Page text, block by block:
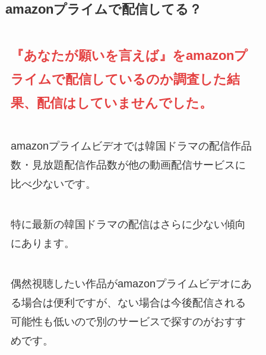
amazonプライムで配信してる？
『あなたが願いを言えば』 をamazonプ
ライムで配信しているのか調査した結
果、配信はしていませんでした。
amazonプライムビデオでは韓国ドラマの配信作品
数・見放題配信作品数が他の動画配信サービスに
比べ少ないです。
特に最新の韓国ドラマの配信はさらに少ない傾向
にあります。
偶然視聴したい作品がamazonプライムビデオにあ
る場合は便利ですが、ない場合は今後配信される
可能性も低いので別のサービスで探すのがおすす
めです。